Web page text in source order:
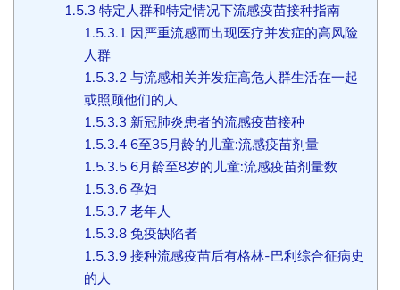
1.5.3 特定人群和特定情况下流感疫苗接种指南
1.5.3.1 因严重流感而出现医疗并发症的高风险
人群
1.5.3.2 与流感相关并发症高危人群生活在一起
或照顾他们的人
1.5.3.3 新冠肺炎患者的流感疫苗接种
1.5.3.4 6至35月龄的儿童:流感疫苗剂量
1.5.3.5 6月龄至8岁的儿童:流感疫苗剂量数
1.5.3.6 孕妇
1.5.3.7 老年人
1.5.3.8 免疫缺陷者
1.5.3.9 接种流感疫苗后有格林-巴利综合征病史
的人